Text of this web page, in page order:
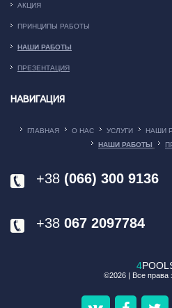
АКЦИЯ
ПРИНЦИПЫ РАБОТЫ
НАШИ РАБОТЫ
ПРЕЗЕНТАЦИЯ
НАВИГАЦИЯ
ГЛАВНАЯ О НАС УСЛУГИ НАШИ
НАШИ РАБОТЫ
+38 (066) 300 9136
+38 067 2097784
4
©2026 | Все